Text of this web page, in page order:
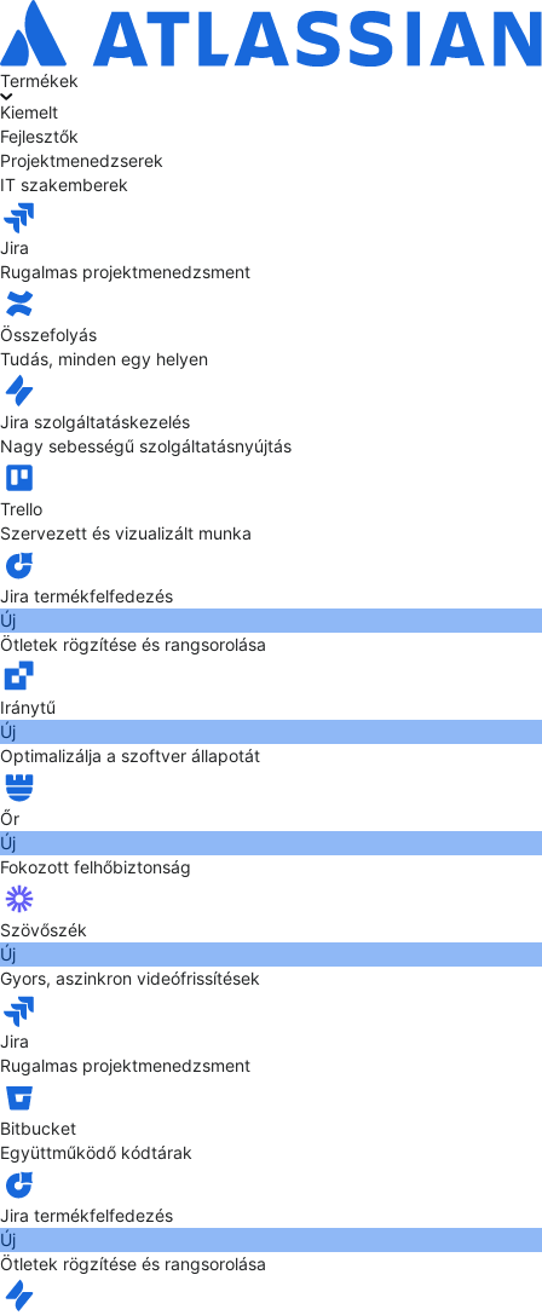
Termékek
Kiemelt
Fejlesztők
Projektmenedzserek
IT szakemberek
Jira
Rugalmas projektmenedzsment
Összefolyás
Tudás, minden egy helyen
Jira szolgáltatáskezelés
Nagy sebességű szolgáltatásnyújtás
Trello
Szervezett és vizualizált munka
Jira termékfelfedezés
Új
Ötletek rögzítése és rangsorolása
Iránytű
Új
Optimalizálja a szoftver állapotát
Őr
Új
Fokozott felhőbiztonság
Szövőszék
Új
Gyors, aszinkron videófrissítések
Jira
Rugalmas projektmenedzsment
Bitbucket
Együttműködő kódtárak
Jira termékfelfedezés
Új
Ötletek rögzítése és rangsorolása